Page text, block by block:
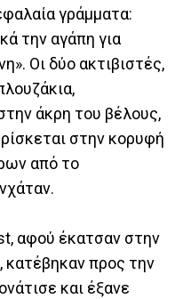
γράμματα:
την αγάπη για
Οι δύο ακτιβιστές,
άκρη του βέλους,
στην κορυφή
από το
αφού έκατσαν στην
κατέβηκαν προς την
και έξανε